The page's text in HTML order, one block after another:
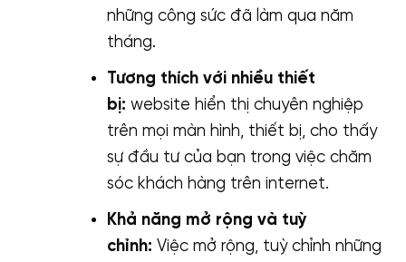
những công sức đã làm qua năm
tháng.
Tương thích với nhiều thiết
bị: website hiển thị chuyên nghiệp
trên mọi màn hình, thiết bị, cho thấy
sự đầu tư của bạn trong việc chăm
sóc khách hàng trên internet.
Khả năng mở rộng và tuỳ
chỉnh: Việc mở rộng, tuỳ chỉnh những